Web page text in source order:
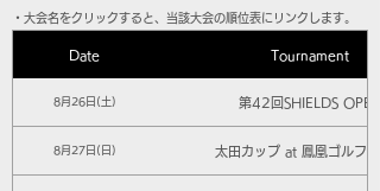
​・大会名をクリックすると、当該大会の順位表にリンクします。
Date Tournament
8月26日(土) 第42回SHIELDS OPEN
8月27日(日) 太田カップ at 鳳凰ゴルフ倶